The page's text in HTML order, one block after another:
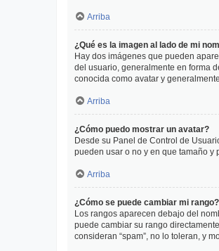
Arriba
¿Qué es la imagen al lado de mi
Hay dos imágenes que pueden
del usuario, generalmente en forma
conocida como avatar y
Arriba
¿Cómo puedo mostrar un avatar?
Desde su Panel de Control de
pueden usar o no y en que tamaño
Arriba
¿Cómo se puede cambiar mi rango?
Los rangos aparecen debajo del
puede cambiar su rango
consideran “spam”, no lo toleran, y